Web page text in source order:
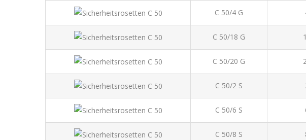
C 50/4 G
C 50/18 G
C 50/20 G
C 50/2 S
C 50/6 S
C 50/8 S